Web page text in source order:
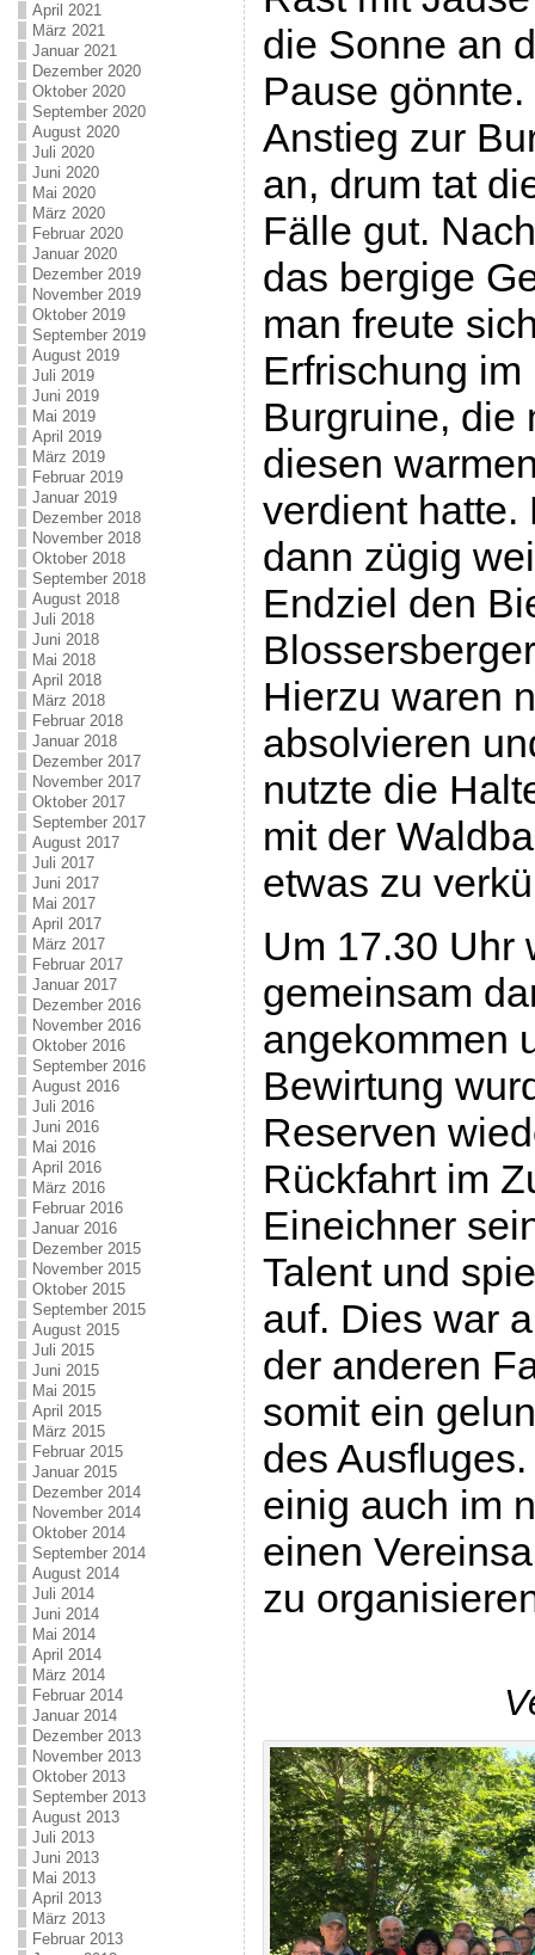
April 2021
März 2021
Januar 2021
Dezember 2020
Oktober 2020
September 2020
August 2020
Juli 2020
Juni 2020
Mai 2020
März 2020
Februar 2020
Januar 2020
Dezember 2019
November 2019
Oktober 2019
September 2019
August 2019
Juli 2019
Juni 2019
Mai 2019
April 2019
März 2019
Februar 2019
Januar 2019
Dezember 2018
November 2018
Oktober 2018
September 2018
August 2018
Juli 2018
Juni 2018
Mai 2018
April 2018
März 2018
Februar 2018
Januar 2018
Dezember 2017
November 2017
Oktober 2017
September 2017
August 2017
Juli 2017
Juni 2017
Mai 2017
April 2017
März 2017
Februar 2017
Januar 2017
Dezember 2016
November 2016
Oktober 2016
September 2016
August 2016
Juli 2016
Juni 2016
Mai 2016
April 2016
März 2016
Februar 2016
Januar 2016
Dezember 2015
November 2015
Oktober 2015
September 2015
August 2015
Juli 2015
Juni 2015
Mai 2015
April 2015
März 2015
Februar 2015
Januar 2015
Dezember 2014
November 2014
Oktober 2014
September 2014
August 2014
Juli 2014
Juni 2014
Mai 2014
April 2014
März 2014
Februar 2014
Januar 2014
Dezember 2013
November 2013
Oktober 2013
September 2013
August 2013
Juli 2013
Juni 2013
Mai 2013
April 2013
März 2013
Februar 2013
die Sonne an
Pause
Anstieg zur
an, drum tat
Fälle gut.
das bergige
man freute
Erfrischung
Burgruine, die
diesen
verdient hatte.
dann zügig
Endziel den
Hierzu waren
absolvieren
nutzte die
mit der
etwas zu
Um 17.30 Uhr
gemeinsam
angekommen
Bewirtung
Reserven
Rückfahrt im
Eineichner
Talent und
auf. Dies war
der anderen
somit ein
des
einig auch im
einen
zu